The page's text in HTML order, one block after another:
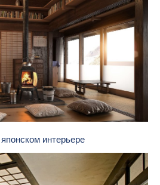
интерьере